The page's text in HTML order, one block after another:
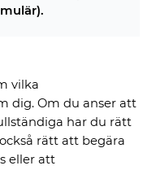
vilka
dig. Om du anser att
har du rätt
rätt att begära
eller att